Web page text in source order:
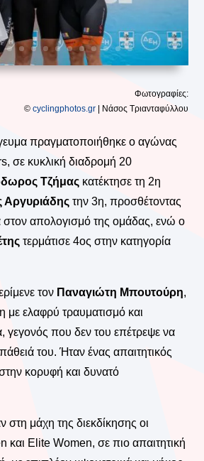
Φωτογραφίες:
© cyclingphotos.gr| Νάσος Τριανταφύλλου
πραγματοποιήθηκε ο αγώνας
σε κυκλική διαδρομή 20
Τζήμας κατέκτησε τη 2η
Αργυριάδης την 3η, προσθέτοντας
στον απολογισμό της ομάδας, ενώ ο
τερμάτισε 4ος στην κατηγορία
τον Παναγιώτη Μπουτούρη,
με ελαφρύ τραυματισμό και
γεγονός που δεν του επέτρεψε να
του. Ήταν ένας απαιτητικός
κορυφή και δυνατό
μάχη της διεκδίκησης οι
και Elite Women, σε πιο απαιτητική